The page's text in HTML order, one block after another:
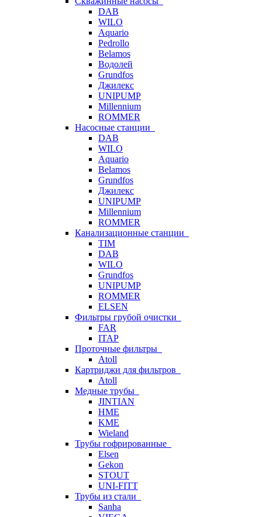
DAB
WILO
Aquario
Pedrollo
Belamos
Водолей
Grundfos
Джилекс
UNIPUMP
Millennium
ROMMER
Насосные станции
DAB
WILO
Aquario
Belamos
Grundfos
Джилекс
UNIPUMP
Millennium
ROMMER
Канализационные станции
TIM
DAB
WILO
Grundfos
UNIPUMP
ROMMER
ELSEN
Фильтры грубой очистки
FAR
ITAP
Проточные фильтры
Atoll
Картриджи для фильтров
Atoll
Медные трубы
JINTIAN
HME
KME
Wieland
Трубы гофрированные
Elsen
Gekon
STOUT
UNI-FITT
Трубы из стали
Sanha